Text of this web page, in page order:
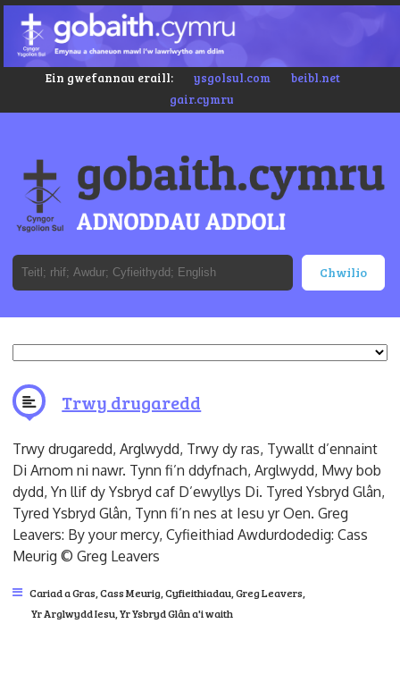
Ein gwefannau eraill: ysgolsul.com
beibl.net
gair.cymru
Trwy drugaredd
Trwy drugaredd, Arglwydd, Trwy dy ras, Tywallt d’ennaint
Di Arnom ni nawr. Tynn fi’n ddyfnach, Arglwydd, Mwy bob
dydd, Yn llif dy Ysbryd caf D’ewyllys Di. Tyred Ysbryd Glân,
Tyred Ysbryd Glân, Tynn fi’n nes at Iesu yr Oen. Greg
Leavers: By your mercy, Cyfieithiad Awdurdodedig: Cass
Meurig © Greg Leavers
Cariad a Gras Cass Meurig Cyfieithiadau Greg Leavers
Yr Arglwydd Iesu Yr Ysbryd Glân a'i waith